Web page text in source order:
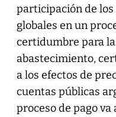
participación de
globales en un
certidumbre para
abastecimiento,
a los efectos de
cuentas públicas
proceso de pago